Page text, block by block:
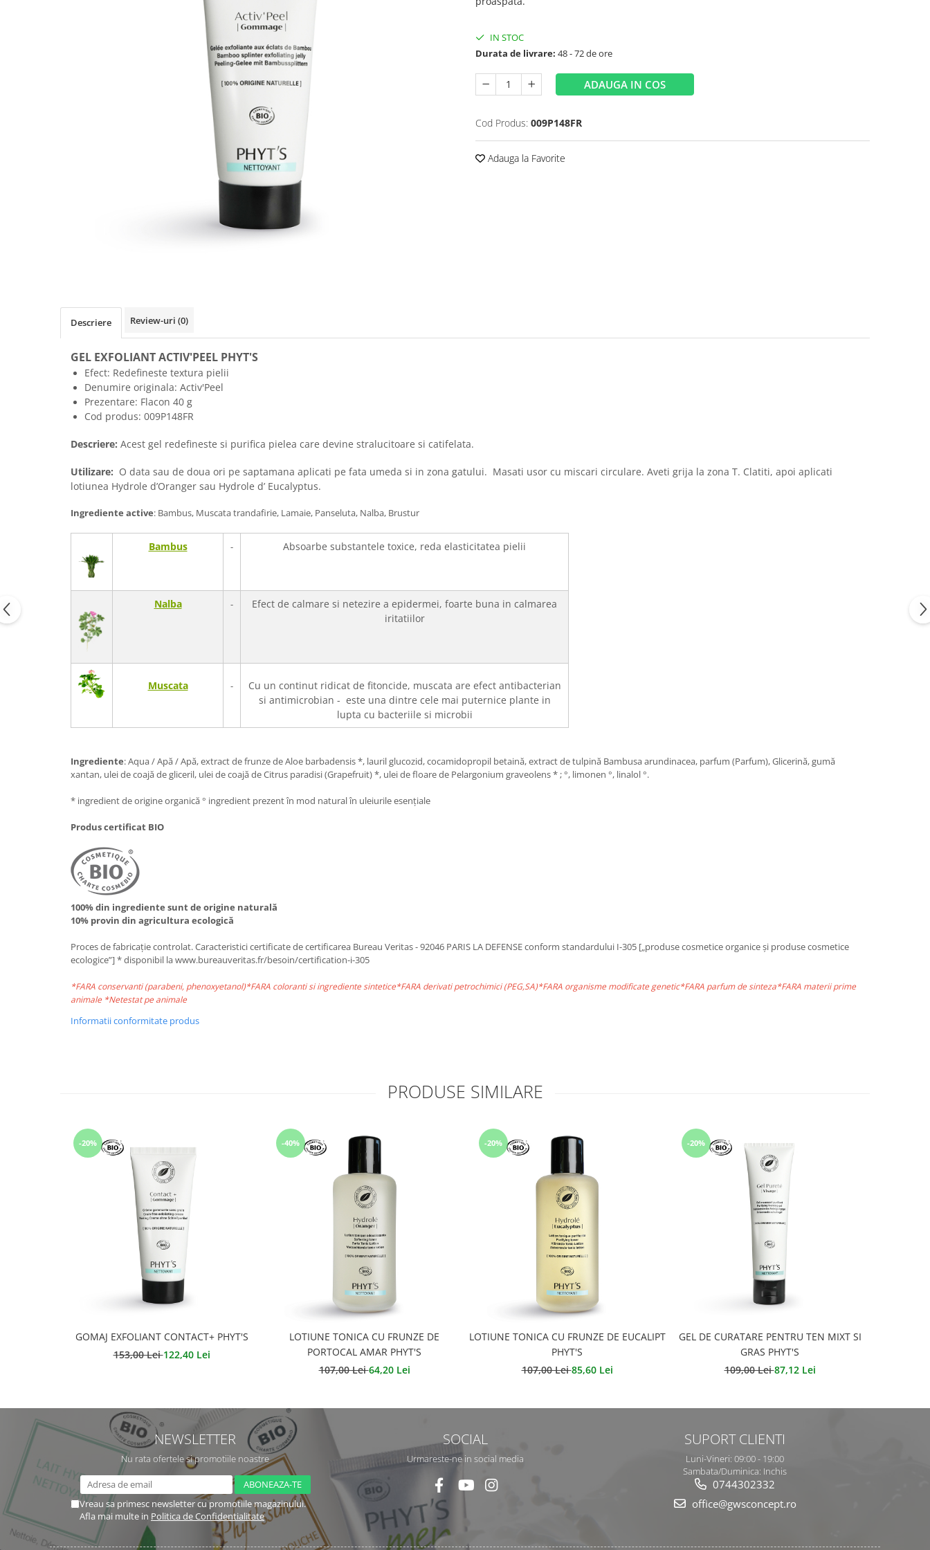
IN STOC
Durata de livrare: 48 - 72 de ore
ADAUGA IN COS
Cod Produs: 009P148FR
Adauga la Favorite
Descriere Review-uri (0)
GEL EXFOLIANT ACTIV'PEEL PHYT'S
Efect: Redefineste textura pielii
Denumire originala: Activ'Peel
Prezentare: Flacon 40 g
Cod produs: 009P148FR
Descriere: Acest gel redefineste si purifica pielea care devine stralucitoare si catifelata.
Utilizare: O data sau de doua ori pe saptamana aplicati pe fata umeda si in zona gatului. Masati usor cu miscari circulare. Aveti grija la zona T. Clatiti, apoi aplicati
lotiunea Hydrole d’Oranger sau Hydrole d’ Eucalyptus.
Ingrediente active: Bambus, Muscata trandafirie, Lamaie, Panseluta, Nalba, Brustur
Bambus - Absoarbe substantele toxice, reda elasticitatea pielii
Nalba -
Efect de calmare si netezire a epidermei, foarte buna in calmarea
iritatiilor
Muscata -
Cu un continut ridicat de fitoncide, muscata are efect antibacterian
si antimicrobian - este una dintre cele mai puternice plante in
lupta cu bacteriile si microbii
Ingrediente: Aqua / Apă / Apă, extract de frunze de Aloe barbadensis *, lauril glucozid, cocamidopropil betaină, extract de tulpină Bambusa arundinacea, parfum (Parfum), Glicerină, gumă
xantan, ulei de coajă de gliceril, ulei de coajă de Citrus paradisi (Grapefruit) *, ulei de floare de Pelargonium graveolens * ; °, limonen °, linalol °.
* ingredient de origine organică ° ingredient prezent în mod natural în uleiurile esențiale
Produs certificat BIO
100% din ingrediente sunt de origine naturală
10% provin din agricultura ecologică
Proces de fabricație controlat. Caracteristici certificate de certificarea Bureau Veritas - 92046 PARIS LA DEFENSE conform standardului I-305 [„produse cosmetice organice și produse cosmetice
ecologice”] * disponibil la www.bureauveritas.fr/besoin/certification-i-305
*FARA conservanti (parabeni, phenoxyetanol)*FARA coloranti si ingrediente sintetice*FARA derivati petrochimici (PEG,SA)*FARA organisme modificate genetic*FARA parfum de sinteza*FARA materii prime
animale *Netestat pe animale
Informatii conformitate produs
PRODUSE SIMILARE
-20%
GOMAJ EXFOLIANT CONTACT+ PHYT'S
153,00 Lei122,40 Lei
-40%
LOTIUNE TONICA CU FRUNZE DE
PORTOCAL AMAR PHYT'S
107,00 Lei64,20 Lei
-20%
LOTIUNE TONICA CU FRUNZE DE EUCALIPT
PHYT'S
107,00 Lei85,60 Lei
-20%
GEL DE CURATARE PENTRU TEN MIXT SI
GRAS PHYT'S
109,00 Lei87,12 Lei
NEWSLETTER
Nu rata ofertele si promotiile noastre
Vreau sa primesc newsletter cu promotiile magazinului.
Afla mai multe in Politica de Confidentialitate
SOCIAL
Urmareste-ne in social media
SUPORT CLIENTI
Luni-Vineri: 09:00 - 19:00
Sambata/Duminica: Inchis
0744302332
office@gwsconcept.ro